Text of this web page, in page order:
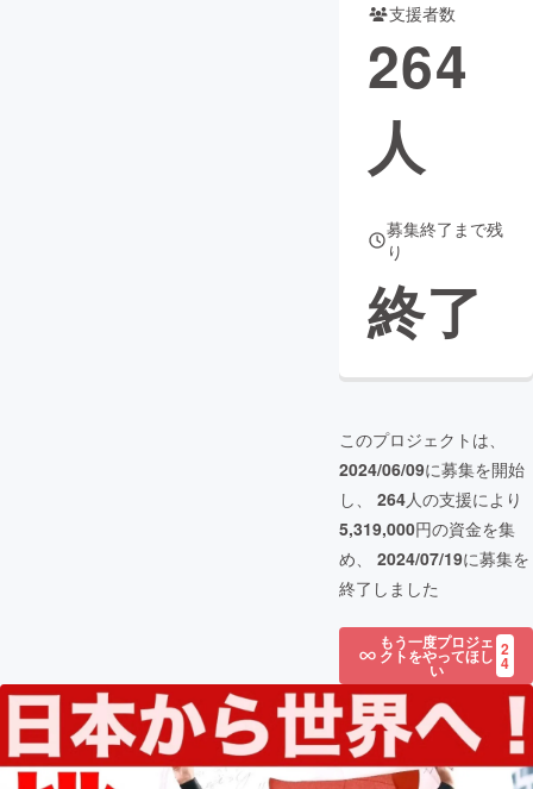
支援者数
264
人
募集終了まで残
り
終了
このプロジェクトは、
2024/06/09に募集を開始
し、 264人の支援により
5,319,000円の資金を集
め、 2024/07/19に募集を
終了しました
もう一度プロジェ
クトをやってほし
い
2
4